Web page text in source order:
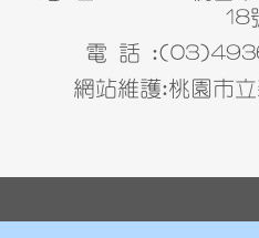
18
電 話
網站維護:桃園市